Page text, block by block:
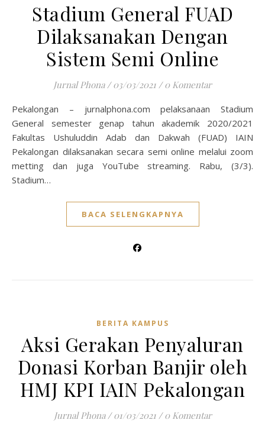
Stadium General FUAD
Dilaksanakan Dengan
Sistem Semi Online
Jurnal Phona / 03/03/2021 / 0 Komentar
Pekalongan – jurnalphona.com pelaksanaan Stadium
General semester genap tahun akademik 2020/2021
Fakultas Ushuluddin Adab dan Dakwah (FUAD) IAIN
Pekalongan dilaksanakan secara semi online melalui zoom
metting dan juga YouTube streaming. Rabu, (3/3).
Stadium…
BACA SELENGKAPNYA
BERITA KAMPUS
Aksi Gerakan Penyaluran
Donasi Korban Banjir oleh
HMJ KPI IAIN Pekalongan
Jurnal Phona / 01/03/2021 / 0 Komentar